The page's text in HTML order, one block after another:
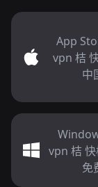
App
vpn 桔
中
vpn 桔
免